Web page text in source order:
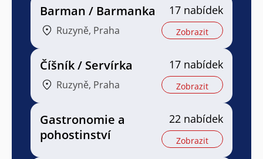
Barman / Barmanka
Ruzyně, Praha
17 nabídek
Zobrazit
Číšník / Servírka
Ruzyně, Praha
17 nabídek
Zobrazit
Gastronomie a
pohostinství
22 nabídek
Zobrazit